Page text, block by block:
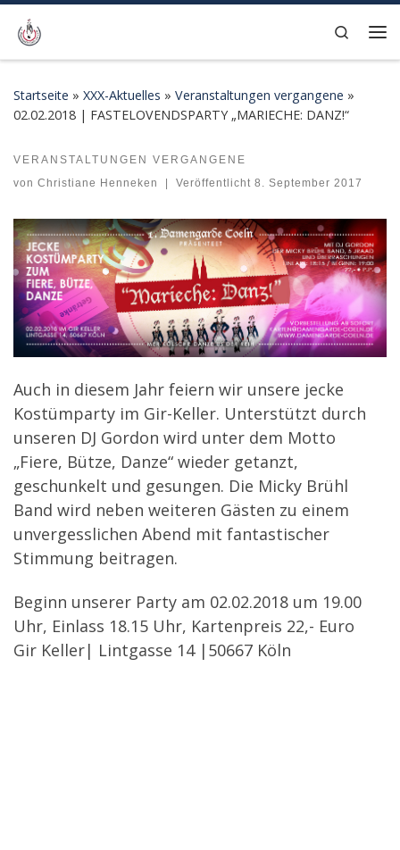
Zum Inhalt springen
Search
Startseite » XXX-Aktuelles » Veranstaltungen vergangene »
02.02.2018 | FASTELOVENDSPARTY „MARIECHE: DANZ!“
VERANSTALTUNGEN VERGANGENE
von Christiane Henneken Veröffentlicht 8. September 2017
Auch in diesem Jahr feiern wir unsere jecke
Kostümparty im Gir-Keller. Unterstützt durch
unseren DJ Gordon wird unter dem Motto
„Fiere, Bütze, Danze“ wieder getanzt,
geschunkelt und gesungen. Die Micky Brühl
Band wird neben weiteren Gästen zu einem
unvergesslichen Abend mit fantastischer
Stimmung beitragen.
Beginn unserer Party am 02.02.2018 um 19.00
Uhr, Einlass 18.15 Uhr, Kartenpreis 22,- Euro
Gir Keller| Lintgasse 14 |50667 Köln